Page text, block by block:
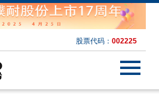
股票代码： 002225